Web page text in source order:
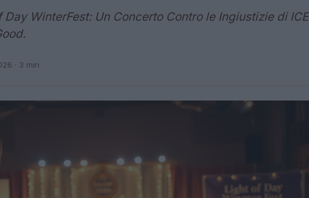
WinterFest: Un Concerto Contro le Ingiustizie di ICE
· 3 min